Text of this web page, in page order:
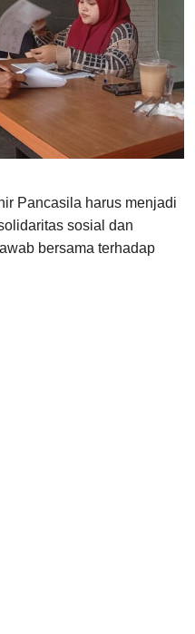
Pancasila harus menjadi
sosial dan
bersama terhadap